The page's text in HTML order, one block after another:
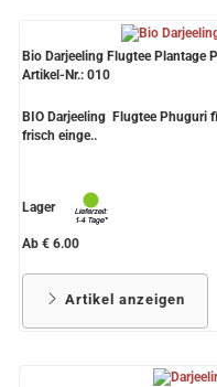
Bio Darjeeling Flugtee Plantage
Artikel-Nr.: 010
BIO Darjeeling Flugtee Phuguri
frisch einge..
Lager
Ab € 6.00
Artikel anzeigen